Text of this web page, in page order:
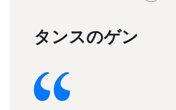
タンスのゲン